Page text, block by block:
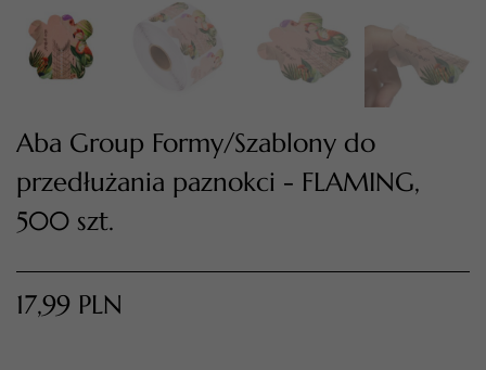
TWÓJ KOSZYK (0)
PRZEJDŹ DO KOSZYKA
Aba Group Formy/Szablony do
przedłużania paznokci - FLAMING,
500 szt.
17,99 PLN